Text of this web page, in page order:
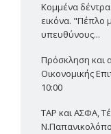
Κομμένα
εικόνα. "Πέπλο
υπευθύνους...
Πρόσκληση και
Οικονομικής
10:00
TAP και ΑΣΦΑ,